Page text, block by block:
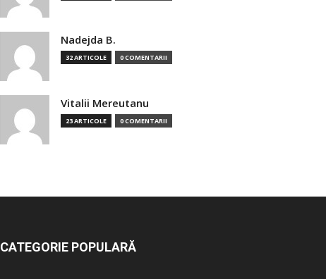
Nadejda B.
32 ARTICOLE 0 COMENTARII
Vitalii Mereutanu
23 ARTICOLE 0 COMENTARII
CATEGORIE POPULARĂ